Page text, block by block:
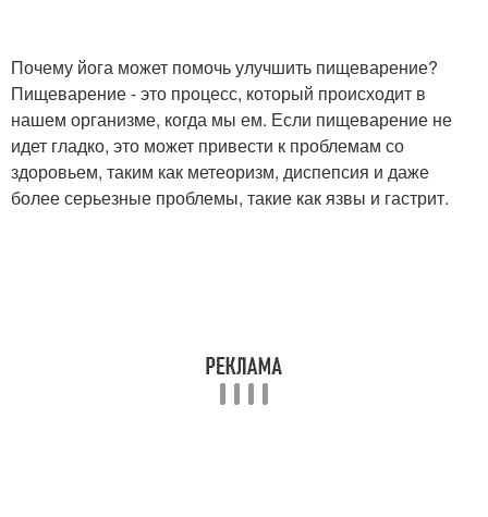
Почему йога может помочь улучшить пищеварение?
Пищеварение - это процесс, который происходит в
нашем организме, когда мы ем. Если пищеварение не
идет гладко, это может привести к проблемам со
здоровьем, таким как метеоризм, диспепсия и даже
более серьезные проблемы, такие как язвы и гастрит.